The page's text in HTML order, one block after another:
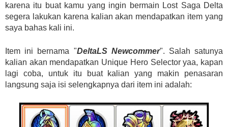
karena itu buat kamu yang ingin bermain Lost Saga Delta
segera lakukan karena kalian akan mendapatkan item yang
saya bahas kali ini.
Item ini bernama "DeltaLS Newcommer". Salah satunya
kalian akan mendapatkan Unique Hero Selector yaa, kapan
lagi coba, untuk itu buat kalian yang makin penasaran
langsung saja isi selengkapnya dari item ini adalah: